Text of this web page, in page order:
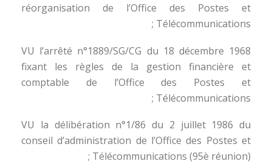
réorganisation de l’Office des Postes et
Télécommunications ;
VU l’arrêté n°1889/SG/CG du 18 décembre 1968
fixant les règles de la gestion financière et
comptable de l’Office des Postes et
Télécommunications ;
VU la délibération n°1/86 du 2 juillet 1986 du
conseil d’administration de l’Office des Postes et
Télécommunications (95è réunion) ;